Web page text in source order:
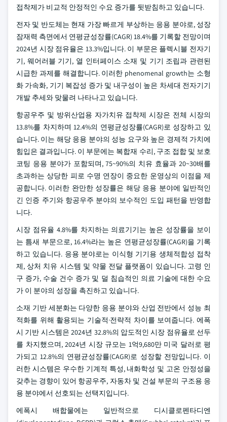
접착제가 비교적 안정적인 수요 증가를 뒷받침하고 있습니다.
전자 및 반도체는 현재 가장 빠르게 부상하는 응용 분야로, 성장
잠재력 측면에서 연평균성장률(CAGR) 18.4%를 기록할 전망이며
2024년 시장 점유율은 13.3%입니다. 이 부문은 플렉시블 전자기
기, 웨어러블 기기, 열 인터페이스 소재 및 기기 조립과 관련된
시급한 과제를 해결합니다. 이러한 phenomenal growth는 소형
화 가속화, 기기 복잡성 증가 및 내구성이 높은 차세대 전자기기
개발 추세와 맞물려 나타나고 있습니다.
항공우주 및 방위산업용 자가치유 접착제 시장은 전체 시장의
13.8%를 차지하며 12.4%의 연평균성장률(CAGR)로 성장하고 있
습니다. 이는 해당 응용 분야의 성능 요구와 높은 경제적 가치에
힘입은 결과입니다. 이 부문에는 복합재 수리, 구조 접합 및 보호
코팅 응용 분야가 포함되며, 75~90%의 치유 효율과 20~30배를
초과하는 상당한 피로 수명 연장이 중요한 운영상의 이점을 제
공합니다. 이러한 완만한 성장률은 해당 응용 분야에 일반적인
긴 인증 주기와 항공우주 분야의 보수적인 도입 패턴을 반영합
니다.
시장 점유율 4.8%를 차지하는 의료기기는 높은 성장률을 보이
는 틈새 부문으로, 16.4%라는 높은 연평균성장률(CAGR)을 기록
하고 있습니다. 응용 분야로는 이식형 기기용 생체적합성 접착
제, 상처 치유 시스템 및 약물 전달 플랫폼이 있습니다. 고령 인
구 증가, 수술 건수 증가 및 덜 침습적인 의료 기술에 대한 수요
가 이 분야의 성장을 촉진하고 있습니다.
소재 기반 세분화는 다양한 응용 분야와 산업 전반에서 성능 최
적화를 위해 활용되는 기술적·전략적 차이를 보여줍니다. 에폭
시 기반 시스템은 2024년 32.8%의 압도적인 시장 점유율로 선두
를 차지했으며, 2024년 시장 규모는 1억9,680만 미국 달러로 평
가되고 12.8%의 연평균성장률(CAGR)로 성장할 전망입니다. 이
러한 시스템은 우수한 기계적 특성, 내화학성 및 고온 안정성을
갖추는 경향이 있어 항공우주, 자동차 및 건설 부문의 구조용 응
용 분야에서 선호되는 선택지입니다.
에폭시 배합물에는 일반적으로 디시클로펜타디엔